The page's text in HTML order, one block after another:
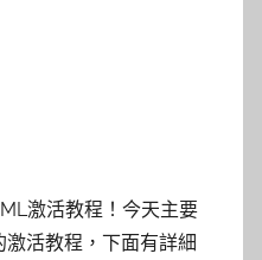
激活教程！今天主要
活教程，下面有詳細